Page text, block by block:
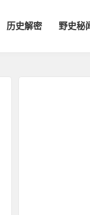
历史解密 野史秘